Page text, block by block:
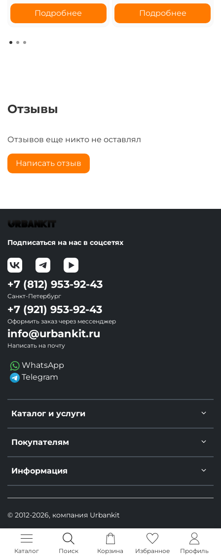
Подробнее Подробнее
Отзывы
Отзывов еще никто не оставлял
Написать отзыв
Каталог и услуги
Покупателям
Информация
Подписаться на нас в соцсетях
+7 (812) 953-92-43
Санкт-Петербург
+7 (921) 953-92-43
Оформить заказ через мессенджер
info@urbankit.ru
Написать на почту
WhatsApp
Telegram
© 2012-2026, компания Urbankit
Каталог Поиск Корзина Избранное Профиль